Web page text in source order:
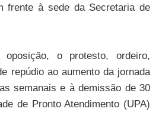
frente à sede da Secretaria de
o protesto, ordeiro,
repúdio ao aumento da jornada
semanais e à demissão de 30
de Pronto Atendimento (UPA)